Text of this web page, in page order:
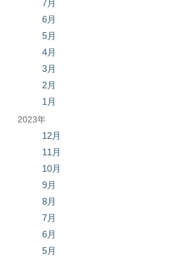
7月
6月
5月
4月
3月
2月
1月
2023年
12月
11月
10月
9月
8月
7月
6月
5月